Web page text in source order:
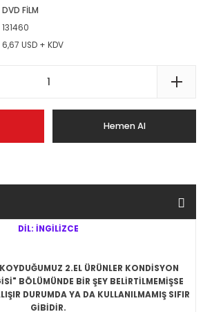
DVD FİLM
131460
6,67 USD + KDV
Hemen Al
DİL: İNGİLİZCE
2.EL ÜRÜNLER KONDİSYON
BÖLÜMÜNDE BİR ŞEY BELİRTİLMEMİŞSE
DURUMDA YA DA KULLANILMAMIŞ SIFIR
GİBİDİR.